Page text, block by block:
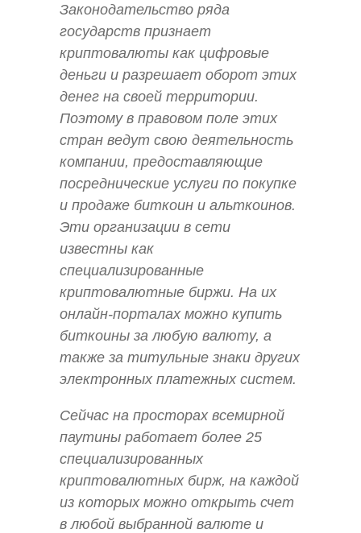
Законодательство ряда
государств признает
криптовалюты как цифровые
деньги и разрешает оборот этих
денег на своей территории.
Поэтому в правовом поле этих
стран ведут свою деятельность
компании, предоставляющие
посреднические услуги по покупке
и продаже биткоин и альткоинов.
Эти организации в сети
известны как
специализированные
криптовалютные биржи. На их
онлайн-порталах можно купить
биткоины за любую валюту, а
также за титульные знаки других
электронных платежных систем.
Сейчас на просторах всемирной
паутины работает более 25
специализированных
криптовалютных бирж, на каждой
из которых можно открыть счет
в любой выбранной валюте и